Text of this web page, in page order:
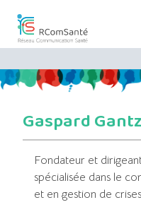
Gaspard
Fondateur et
spécialisée dans le
et en gestion de crises